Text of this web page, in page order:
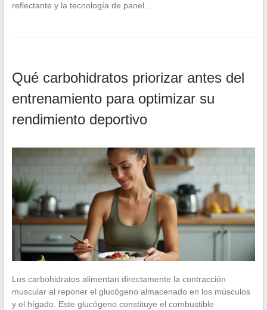
reflectante y la tecnología de panel…
Qué carbohidratos priorizar antes del
entrenamiento para optimizar su
rendimiento deportivo
Los carbohidratos alimentan directamente la contracción
muscular al reponer el glucógeno almacenado en los músculos
y el hígado. Este glucógeno constituye el combustible